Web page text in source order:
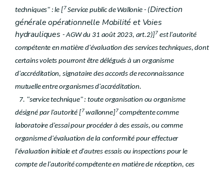
techniques" : le [7 Service public de Wallonie - (Direction
générale opérationnelle Mobilité et Voies
hydrauliques - AGW du 31 août 2023, art.2)]7 est l'autorité
compétente en matière d'évaluation des services techniques, dont
certains volets pourront être délégués à un organisme
d'accréditation, signataire des accords de reconnaissance
mutuelle entre organismes d'accréditation.
7. "service technique" : toute organisation ou organisme
désigné par l'autorité [7 wallonne]7 compétente comme
laboratoire d'essai pour procéder à des essais, ou comme
organisme d'évaluation de la conformité pour effectuer
l'évaluation initiale et d'autres essais ou inspections pour le
compte de l'autorité compétente en matière de réception, ces